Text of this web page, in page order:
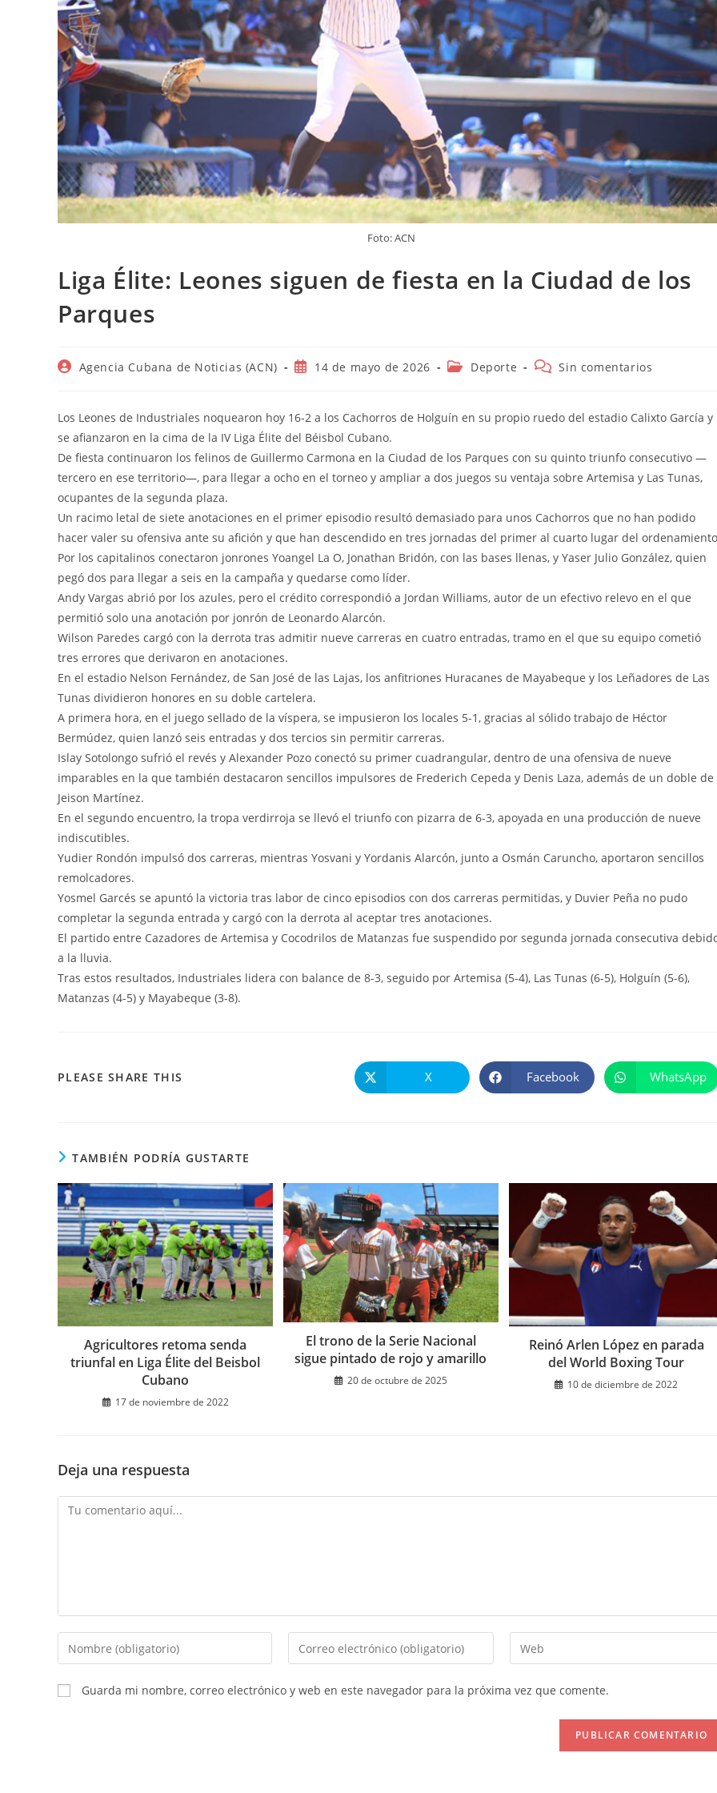
Foto: ACN
Liga Élite: Leones siguen de fiesta en la Ciudad de los
Parques
Autor
entrada:
Agencia Cubana de Noticias (ACN)
Publicación
entrada:
14 de mayo de 2026
Categoría
entrada:
Deporte
Comentarios
entrada:
Sin comentarios
Los Leones de Industriales noquearon hoy 16-2 a los Cachorros de Holguín en su propio ruedo del estadio Calixto García y
se afianzaron en la cima de la IV Liga Élite del Béisbol Cubano.
De fiesta continuaron los felinos de Guillermo Carmona en la Ciudad de los Parques con su quinto triunfo consecutivo —
tercero en ese territorio—, para llegar a ocho en el torneo y ampliar a dos juegos su ventaja sobre Artemisa y Las Tunas,
ocupantes de la segunda plaza.
Un racimo letal de siete anotaciones en el primer episodio resultó demasiado para unos Cachorros que no han podido
hacer valer su ofensiva ante su afición y que han descendido en tres jornadas del primer al cuarto lugar del
Por los capitalinos conectaron jonrones Yoangel La O, Jonathan Bridón, con las bases llenas, y Yaser Julio González, quien
pegó dos para llegar a seis en la campaña y quedarse como líder.
Andy Vargas abrió por los azules, pero el crédito correspondió a Jordan Williams, autor de un efectivo relevo en el que
permitió solo una anotación por jonrón de Leonardo Alarcón.
Wilson Paredes cargó con la derrota tras admitir nueve carreras en cuatro entradas, tramo en el que su equipo cometió
tres errores que derivaron en anotaciones.
En el estadio Nelson Fernández, de San José de las Lajas, los anfitriones Huracanes de Mayabeque y los Leñadores de Las
Tunas dividieron honores en su doble cartelera.
A primera hora, en el juego sellado de la víspera, se impusieron los locales 5-1, gracias al sólido trabajo de Héctor
Bermúdez, quien lanzó seis entradas y dos tercios sin permitir carreras.
Islay Sotolongo sufrió el revés y Alexander Pozo conectó su primer cuadrangular, dentro de una ofensiva de nueve
imparables en la que también destacaron sencillos impulsores de Frederich Cepeda y Denis Laza, además de un doble de
Jeison Martínez.
En el segundo encuentro, la tropa verdirroja se llevó el triunfo con pizarra de 6-3, apoyada en una producción de nueve
indiscutibles.
Yudier Rondón impulsó dos carreras, mientras Yosvani y Yordanis Alarcón, junto a Osmán Caruncho, aportaron sencillos
remolcadores.
Yosmel Garcés se apuntó la victoria tras labor de cinco episodios con dos carreras permitidas, y Duvier Peña no pudo
completar la segunda entrada y cargó con la derrota al aceptar tres anotaciones.
El partido entre Cazadores de Artemisa y Cocodrilos de Matanzas fue suspendido por segunda jornada consecutiva
a la lluvia.
Tras estos resultados, Industriales lidera con balance de 8-3, seguido por Artemisa (5-4), Las Tunas (6-5), Holguín (5-6),
Matanzas (4-5) y Mayabeque (3-8).
PLEASE SHARE THIS
abre
X Se
abre
Facebook Se
abre
WhatsApp
TAMBIÉN PODRÍA GUSTARTE
Agricultores retoma senda
triunfal en Liga Élite del Beisbol
Cubano
17 de noviembre de 2022
El trono de la Serie Nacional
sigue pintado de rojo y amarillo
20 de octubre de 2025
Reinó Arlen López en parada
del World Boxing Tour
10 de diciembre de 2022
Deja una respuesta
Comentario
Introduce
tu
nombre
o
Introduce
tu
de
Introduce
la
Guarda mi nombre, correo electrónico y web en este navegador para la próxima vez que comente.